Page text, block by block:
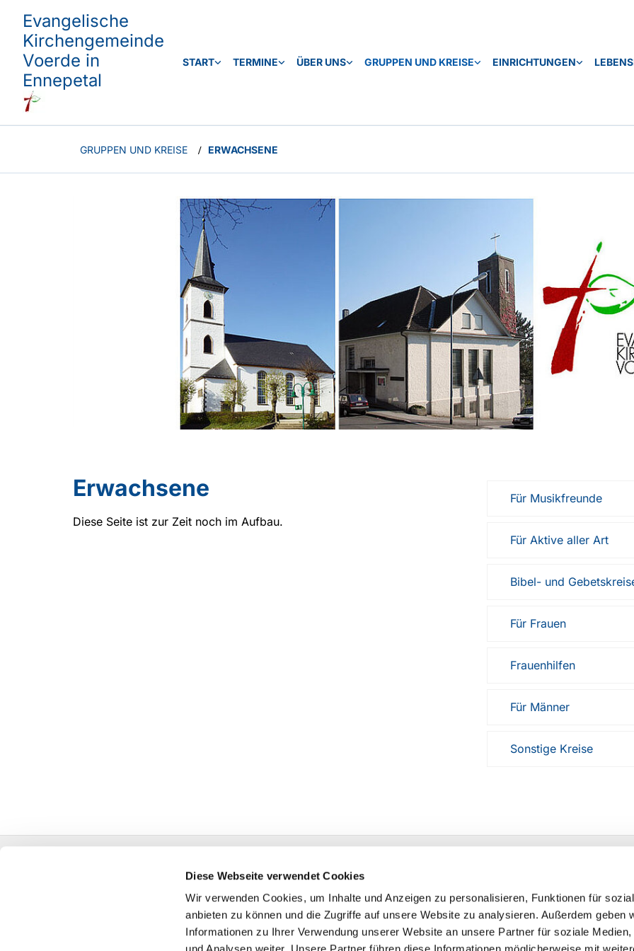
Diese Webseite verwendet Cookies
Wir verwenden Cookies, um Inhalte und Anzeigen zu personalisieren, Funktionen für
anbieten zu können und die Zugriffe auf unsere Website zu analysieren. Außerdem geben
Informationen zu Ihrer Verwendung unserer Website an unsere Partner für soziale Medien,
Evangelische
Kirchengemeinde
Voerde in
Ennepetal
START TERMINE ÜBER UNS GRUPPEN UND KREISE EINRICHTUNGEN
GRUPPEN UND KREISE / ERWACHSENE
Erwachsene
Diese Seite ist zur Zeit noch im Aufbau.
Für Musikfreunde
Für Aktive aller Art
Bibel- und
Für Frauen
Frauenhilfen
Für Männer
Sonstige Kreise